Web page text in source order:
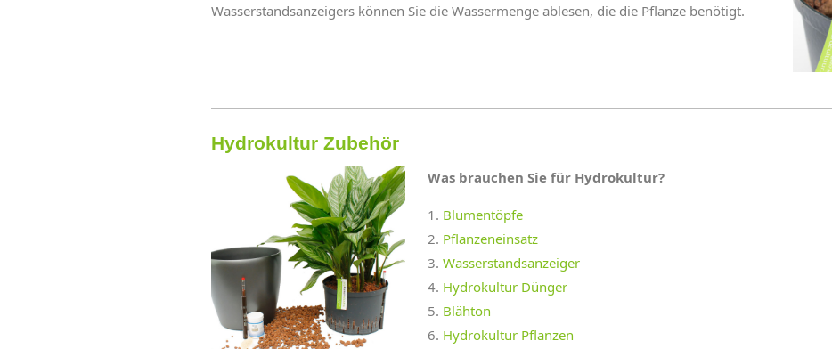
Wasserstandsanzeigers können Sie die Wassermenge ablesen, die die Pflanze benötigt.
Hydrokultur Zubehör
Was brauchen Sie für Hydrokultur?
Blumentöpfe
Pflanzeneinsatz
Wasserstandsanzeiger
Hydrokultur Dünger
Blähton
Hydrokultur Pflanzen